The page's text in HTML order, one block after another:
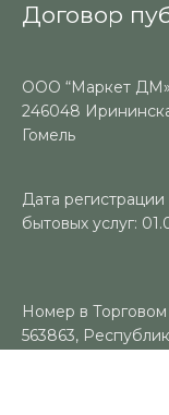
Договор
ООО “Маркет ДМ»
246048
Гомель
Дата
бытовых услуг:
Номер в
563863,